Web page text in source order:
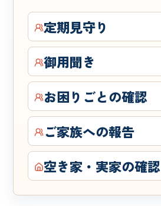
定期見守り
御用聞き
お困りごとの確認
ご家族への報告
空き家・実家の確認